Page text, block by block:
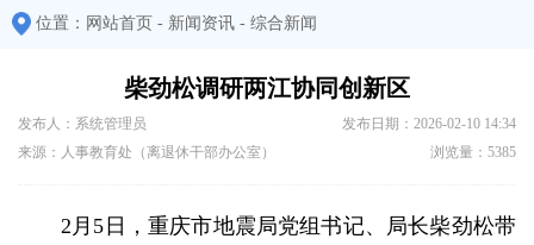
位置： 网站首页 - 新闻资讯 - 综合新闻
柴劲松调研两江协同创新区
发布人：系统管理员
发布日期：2026-02-10 14:34
来源：人事教育处（离退休干部办公室）
浏览量：5385
2月5日，重庆市地震局党组书记、局长柴劲松带